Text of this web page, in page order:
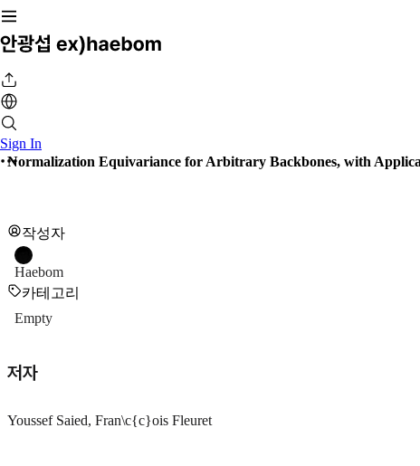
Sign In
Normalization Equivariance for Arbitrary Backbones, with
작성자
Haebom
카테고리
Empty
저자
Youssef Saied, Fran\c{c}ois Fleuret